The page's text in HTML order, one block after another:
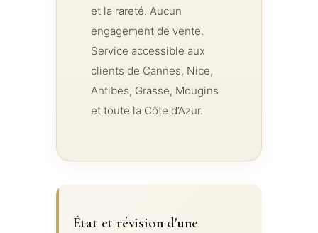
et la rareté. Aucun
engagement de vente.
Service accessible aux
clients de Cannes, Nice,
Antibes, Grasse, Mougins
et toute la Côte d’Azur.
État et révision d'une